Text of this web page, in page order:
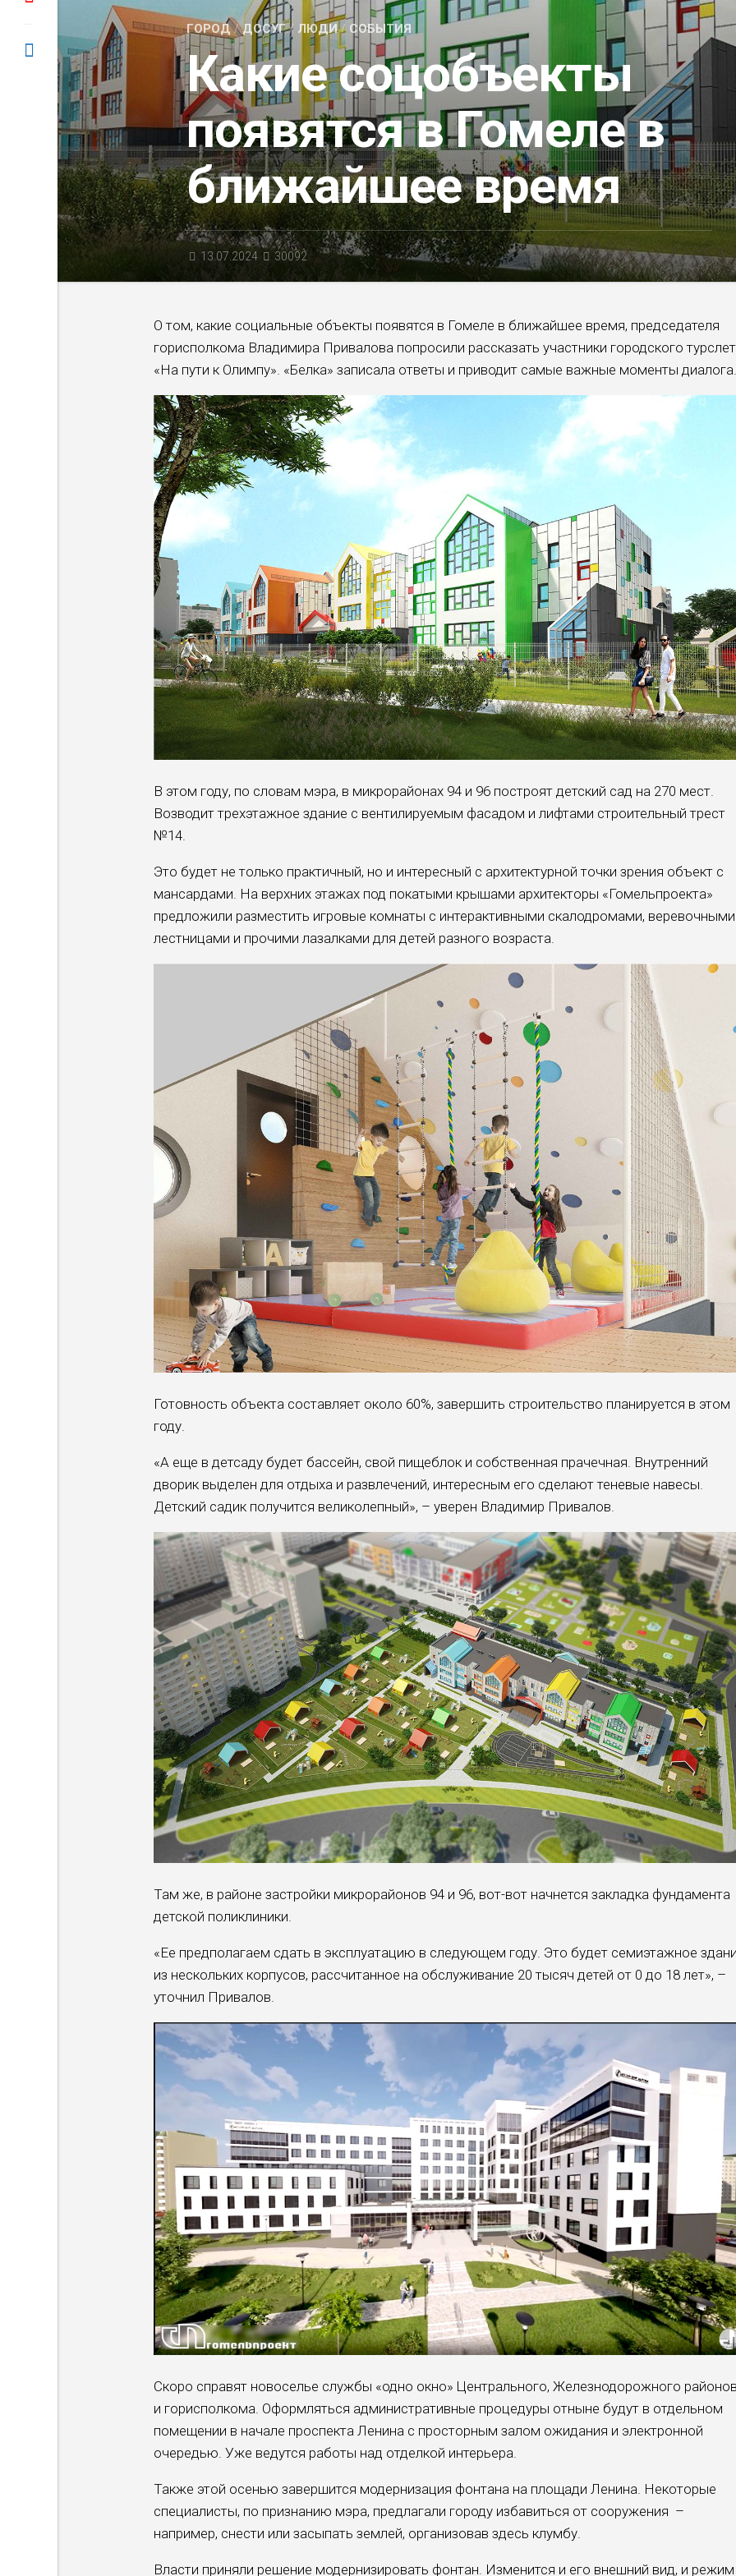
ГОРОД/ДОСУГ/ ЛЮДИ/СОБЫТИЯ
Какие соцобъекты
появятся в Гомеле в
ближайшее время
13.07.2024 30092
О том, какие социальные объекты появятся в Гомеле в ближайшее время, председателя
горисполкома Владимира Привалова попросили рассказать участники городского
«На пути к Олимпу». «Белка» записала ответы и приводит самые важные моменты диалога.
В этом году, по словам мэра, в микрорайонах 94 и 96 построят детский сад на 270 мест.
Возводит трехэтажное здание с вентилируемым фасадом и лифтами строительный трест
№14.
Это будет не только практичный, но и интересный с архитектурной точки зрения объект с
мансардами. На верхних этажах под покатыми крышами архитекторы «Гомельпроекта»
предложили разместить игровые комнаты с интерактивными скалодромами, веревочными
лестницами и прочими лазалками для детей разного возраста.
Готовность объекта составляет около 60%, завершить строительство планируется в этом
году.
«А еще в детсаду будет бассейн, свой пищеблок и собственная прачечная. Внутренний
дворик выделен для отдыха и развлечений, интересным его сделают теневые навесы.
Детский садик получится великолепный», – уверен Владимир Привалов.
Там же, в районе застройки микрорайонов 94 и 96, вот-вот начнется закладка фундамента
детской поликлиники.
«Ее предполагаем сдать в эксплуатацию в следующем году. Это будет семиэтажное
из нескольких корпусов, рассчитанное на обслуживание 20 тысяч детей от 0 до 18 лет», –
уточнил Привалов.
Скоро справят новоселье службы «одно окно» Центрального, Железнодорожного
и горисполкома. Оформляться административные процедуры отныне будут в отдельном
помещении в начале проспекта Ленина с просторным залом ожидания и электронной
очередью. Уже ведутся работы над отделкой интерьера.
Также этой осенью завершится модернизация фонтана на площади Ленина. Некоторые
специалисты, по признанию мэра, предлагали городу избавиться от сооружения –
например, снести или засыпать землей, организовав здесь клумбу.
Власти приняли решение модернизировать фонтан. Изменится и его внешний вид, и режим